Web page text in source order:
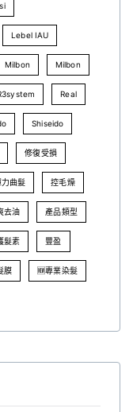
Lebel IAU
Milbon Milbon
Real
Shiseido
修復受損
力曲髮 控毛燥
去油 產品類型
髮素 豐盈
膜 🆕專業染髮